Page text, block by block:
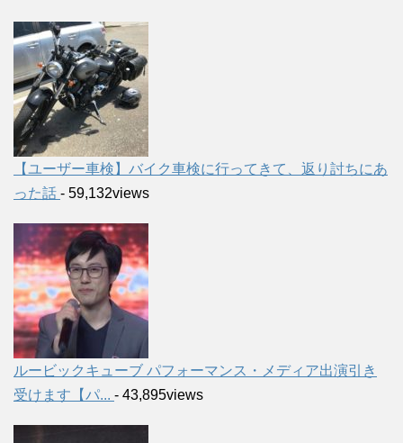
【ユーザー車検】バイク車検に行ってきて、返り討ちにあ
った話 - 59,132views
ルービックキューブ パフォーマンス・メディア出演引き
受けます【パ... - 43,895views